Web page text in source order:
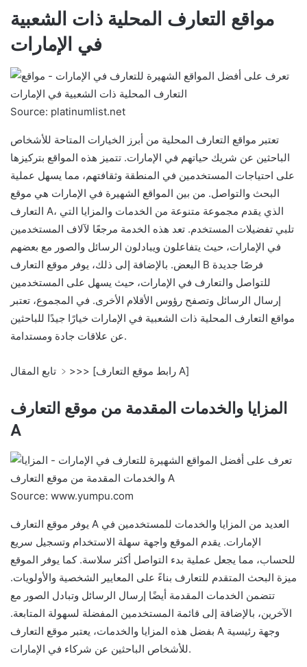
مواقع التعارف المحلية ذات الشعبية
في الإمارات
Source: platinumlist.net
تعتبر مواقع التعارف المحلية من أبرز الخيارات المتاحة للأشخاص
الباحثين عن شريك حياتهم في الإمارات. تتميز هذه المواقع بتركيزها
على احتياجات المستخدمين في المنطقة وثقافتهم، مما يسهل عملية
البحث والتواصل. من بين المواقع الشهيرة في الإمارات هي موقع
التعارف A، الذي يقدم مجموعة متنوعة من الخدمات والمزايا التي
تلبي تفضيلات المستخدم. تعد هذه الخدمة مرجعًا لآلاف المستخدمين
في الإمارات، حيث يتفاعلون ويبادلون الرسائل والصور مع بعضهم
البعض. بالإضافة إلى ذلك، يوفر موقع التعارف B فرصًا جديدة
للتواصل والتعارف في الإمارات، حيث يسهل على المستخدمين
إرسال الرسائل وتصفح رؤوس الأقلام الأخرى. في المجموع، تعتبر
مواقع التعارف المحلية ذات الشعبية في الإمارات خيارًا جيدًا للباحثين
عن علاقات جادة ومستدامة.
تابع المقال ﹥>>> [رابط موقع التعارف A]
المزايا والخدمات المقدمة من موقع التعارف
A
Source: www.yumpu.com
يوفر موقع التعارف A العديد من المزايا والخدمات للمستخدمين في
الإمارات. يقدم الموقع واجهة سهلة الاستخدام وتسجيل سريع
للحساب، مما يجعل عملية بدء التواصل أكثر سلاسة. كما يوفر الموقع
ميزة البحث المتقدم للتعارف بناءً على المعايير الشخصية والأولويات.
تتضمن الخدمات المقدمة أيضًا إرسال الرسائل وتبادل الصور مع
الآخرين، بالإضافة إلى قائمة المستخدمين المفضلة لسهولة المتابعة.
بفضل هذه المزايا والخدمات، يعتبر موقع التعارف A وجهة رئيسية
للأشخاص الباحثين عن شركاء في الإمارات.